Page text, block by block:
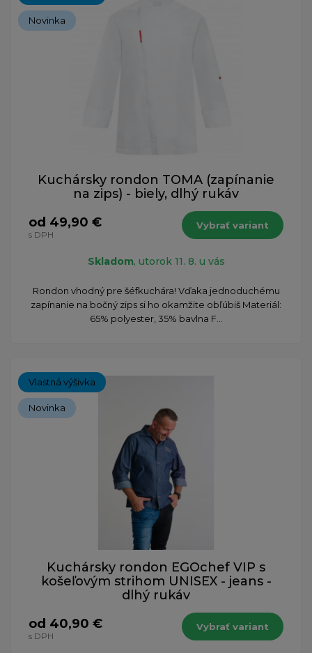
Novinka
Kuchársky rondon TOMA (zapínanie
na zips) - biely, dlhý rukáv
od 49,90 €
s DPH
Vybrať variant
Skladom, utorok 11. 8. u vás
Rondon vhodný pre šéfkuchára! Vďaka jednoduchému
zapínanie na bočný zips si ho okamžite obľúbiš Materiál:
65% polyester, 35% bavlna F...
Vlastná výšivka
Novinka
Kuchársky rondon EGOchef VIP s
košeľovým strihom UNISEX - jeans -
dlhý rukáv
od 40,90 €
s DPH
Vybrať variant